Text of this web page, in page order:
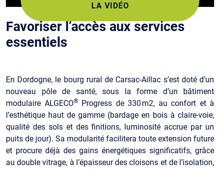
Favoriser l’accès aux services
essentiels
En Dordogne, le bourg rural de Carsac-Aillac s’est doté d’un
nouveau pôle de santé, sous la forme d’un bâtiment
modulaire ALGECO®Progress de 330 m2, au confort et à
l’esthétique haut de gamme (bardage en bois à claire-voie,
qualité des sols et des finitions, luminosité accrue par un
puits de jour). Sa modularité facilitera toute extension future
et procure déjà des gains énergétiques significatifs, grâce
au double vitrage, à l’épaisseur des cloisons et de l’isolation,
LA VIDÉO